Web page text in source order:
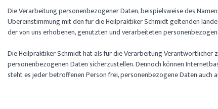
Die Verarbeitung personenbezogener Daten, beispielsweise des
Übereinstimmung mit den für die Heilpraktiker Schmidt geltenden
der von uns erhobenen, genutzten und verarbeiteten
Die Heilpraktiker Schmidt hat als für die Verarbeitung
personenbezogenen Daten sicherzustellen. Dennoch können
steht es jeder betroffenen Person frei, personenbezogene Daten auch